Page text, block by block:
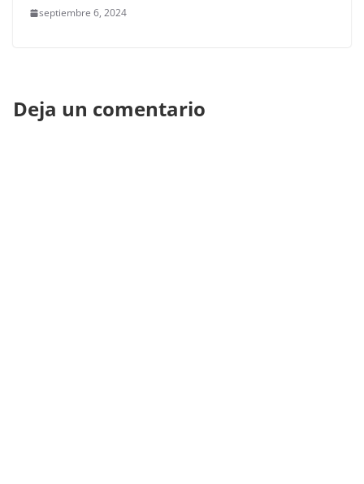
septiembre 6, 2024
Deja un comentario